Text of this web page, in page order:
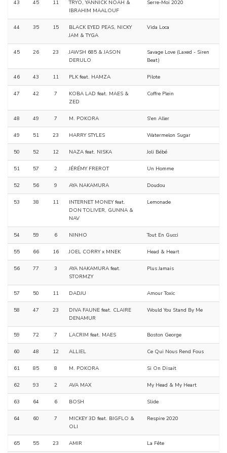
43 45 11
TRYO, YANNICK NOAH &
IBRAHIM MAALOUF
Serre-Moi 2020
44 35 15
BLACK EYED PEAS, NICKY
JAM & TYGA
Vida Loca
45 26 23
JAWSH 685 & JASON
DERULO
Savage Love (Laxed - Siren
Beat)
46 43 11 PLK feat. HAMZA Pilote
47 42 7
KOBA LAD feat. MAES &
ZED
Coffre Plein
48 49 7 M. POKORA S'en Aller
49 51 23 HARRY STYLES Watermelon Sugar
50 52 12 NAZA feat. NISKA Joli Bébé
51 57 2 JÉRÉMY FREROT Un Homme
52 56 9 AYA NAKAMURA Doudou
53 38 11
INTERNET MONEY feat.
DON TOLIVER, GUNNA &
NAV
Lemonade
54 59 6 NINHO Tout En Gucci
55 66 16 JOEL CORRY x MNEK Head & Heart
56 77 3
AYA NAKAMURA feat.
STORMZY
Plus Jamais
57 50 11 DADJU Amour Toxic
58 47 23
DIVA FAUNE feat. CLAIRE
DENAMUR
Would You Stand By Me
59 72 7 LACRIM feat. MAES Boston George
60 48 12 ALLIEL Ce Qui Nous Rend Fous
61 85 8 M. POKORA Si On Disait
62 93 2 AVA MAX My Head & My Heart
63 64 6 BOSH Slide
64 60 7
MICKEY 3D feat. BIGFLO &
OLI
Respire 2020
65 55 23 AMIR La Fête